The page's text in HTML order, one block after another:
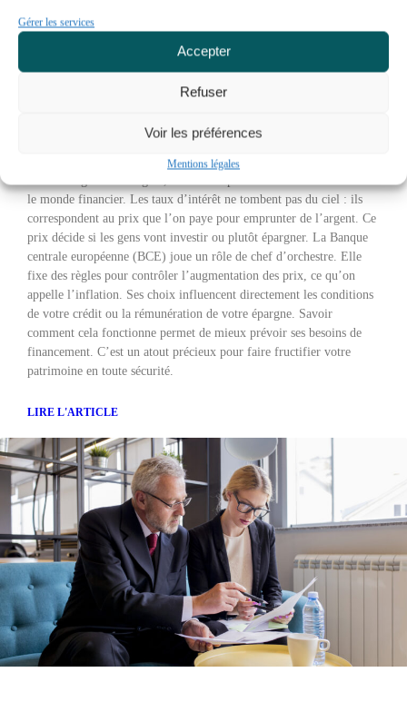
Gérer les services
Accepter
Refuser
Voir les préférences
Mentions légales
ça marche et quel impact pour vous
le monde financier. Les taux d’intérêt ne tombent pas du ciel : ils
correspondent au prix que l’on paye pour emprunter de l’argent. Ce
prix décide si les gens vont investir ou plutôt épargner. La Banque
centrale européenne (BCE) joue un rôle de chef d’orchestre. Elle
fixe des règles pour contrôler l’augmentation des prix, ce qu’on
appelle l’inflation. Ses choix influencent directement les conditions
de votre crédit ou la rémunération de votre épargne. Savoir
comment cela fonctionne permet de mieux prévoir ses besoins de
financement. C’est un atout précieux pour faire fructifier votre
patrimoine en toute sécurité.
LIRE L'ARTICLE